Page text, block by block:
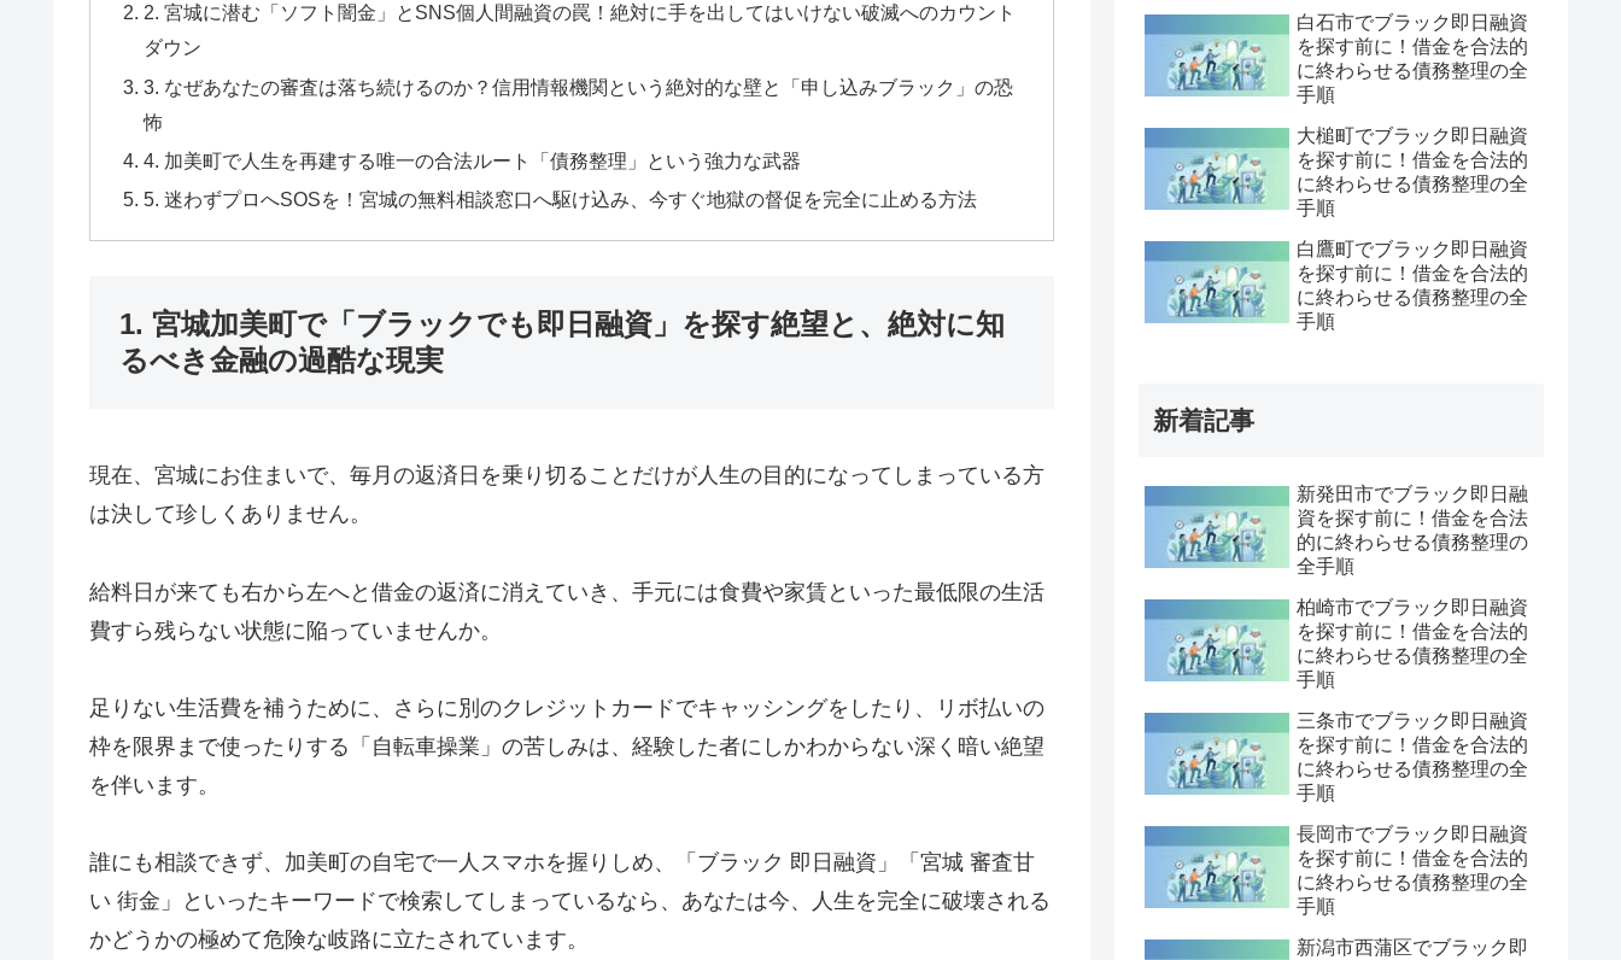
2. 宮城に潜む「ソフト闇金」とSNS個人間融資の罠！絶対に手を出してはいけない破滅へのカウント
ダウン
3. なぜあなたの審査は落ち続けるのか？信用情報機関という絶対的な壁と「申し込みブラック」の恐
怖
4. 加美町で人生を再建する唯一の合法ルート「債務整理」という強力な武器
5. 迷わずプロへSOSを！宮城の無料相談窓口へ駆け込み、今すぐ地獄の督促を完全に止める方法
1. 宮城加美町で「ブラックでも即日融資」を探す絶望と、絶対に知
るべき金融の過酷な現実
現在、宮城にお住まいで、毎月の返済日を乗り切ることだけが人生の目的になってしまっている方
は決して珍しくありません。
給料日が来ても右から左へと借金の返済に消えていき、手元には食費や家賃といった最低限の生活
費すら残らない状態に陥っていませんか。
足りない生活費を補うために、さらに別のクレジットカードでキャッシングをしたり、リボ払いの
枠を限界まで使ったりする「自転車操業」の苦しみは、経験した者にしかわからない深く暗い絶望
を伴います。
誰にも相談できず、加美町の自宅で一人スマホを握りしめ、「ブラック 即日融資」「宮城 審査甘
い 街金」といったキーワードで検索してしまっているなら、あなたは今、人生を完全に破壊される
かどうかの極めて危険な岐路に立たされています。
白石市でブラック即日融資
を探す前に！借金を合法的
に終わらせる債務整理の全
手順
大槌町でブラック即日融資
を探す前に！借金を合法的
に終わらせる債務整理の全
手順
白鷹町でブラック即日融資
を探す前に！借金を合法的
に終わらせる債務整理の全
手順
新着記事
新発田市でブラック即日融
資を探す前に！借金を合法
的に終わらせる債務整理の
全手順
柏崎市でブラック即日融資
を探す前に！借金を合法的
に終わらせる債務整理の全
手順
三条市でブラック即日融資
を探す前に！借金を合法的
に終わらせる債務整理の全
手順
長岡市でブラック即日融資
を探す前に！借金を合法的
に終わらせる債務整理の全
手順
新潟市西蒲区でブラック即